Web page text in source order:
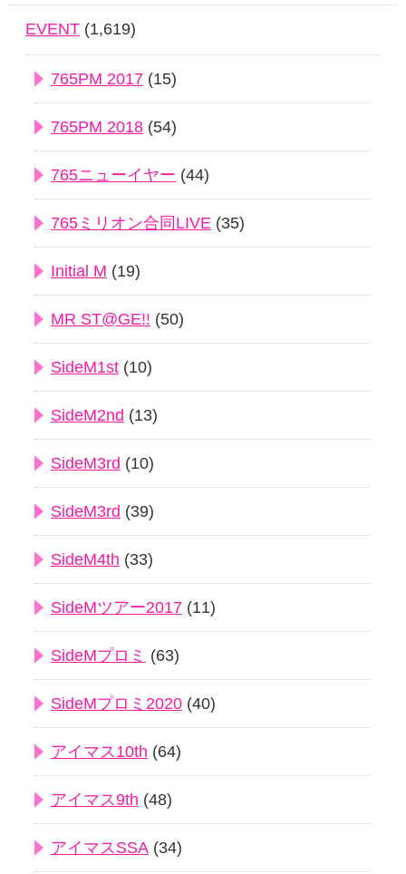
EVENT (1,619)
765PM 2017 (15)
765PM 2018 (54)
765ニューイヤー (44)
765ミリオン合同LIVE (35)
Initial M (19)
MR ST@GE!! (50)
SideM1st (10)
SideM2nd (13)
SideM3rd (10)
SideM3rd (39)
SideM4th (33)
SideMツアー2017 (11)
SideMプロミ (63)
SideMプロミ2020 (40)
アイマス10th (64)
アイマス9th (48)
アイマスSSA (34)